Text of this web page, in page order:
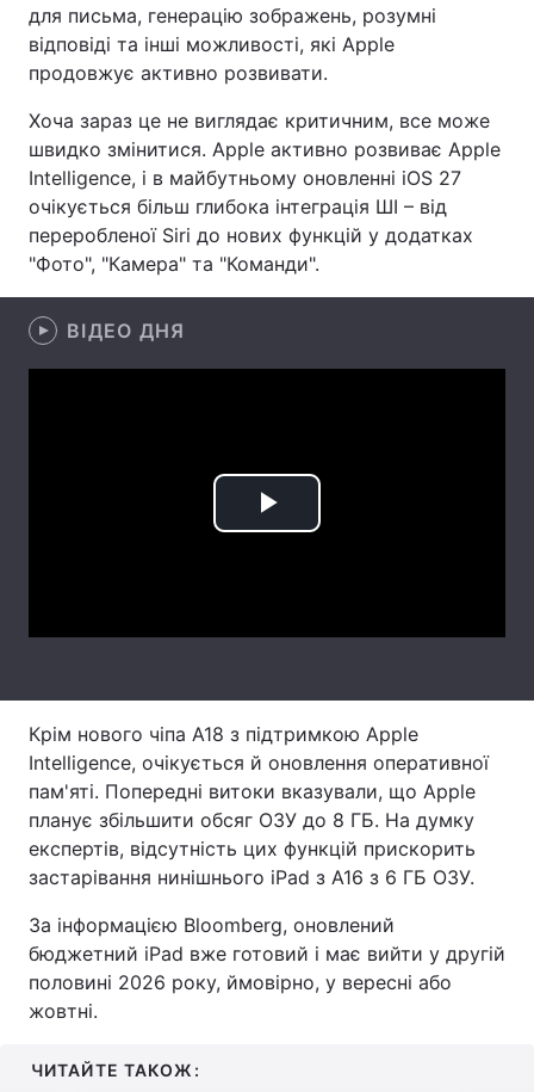
Туризм
Цікавинки Погода
Екологія Регіони
Лонгріди
Відео з Youtube Статті
Інтерв'ю
Архів Вакансії
Тема оформлення
для письма, генерацію зображень, розумні
відповіді та інші можливості, які Apple
продовжує активно розвивати.
Хоча зараз це не виглядає критичним, все може
швидко змінитися. Apple активно розвиває Apple
Intelligence, і в майбутньому оновленні iOS 27
очікується більш глибока інтеграція ШІ – від
переробленої Siri до нових функцій у додатках
"Фото", "Камера" та "Команди".
ВІДЕО ДНЯ
Play
Крім нового чіпа A18 з підтримкою Apple
Intelligence, очікується й оновлення оперативної
пам'яті. Попередні витоки вказували, що Apple
планує збільшити обсяг ОЗУ до 8 ГБ. На думку
експертів, відсутність цих функцій прискорить
застарівання нинішнього iPad з A16 з 6 ГБ ОЗУ.
За інформацією Bloomberg, оновлений
бюджетний iPad вже готовий і має вийти у другій
половині 2026 року, ймовірно, у вересні або
жовтні.
ЧИТАЙТЕ ТАКОЖ: